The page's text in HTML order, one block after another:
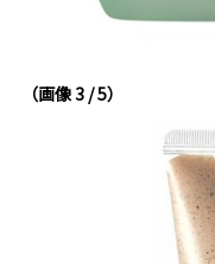
（画像 3 / 5）